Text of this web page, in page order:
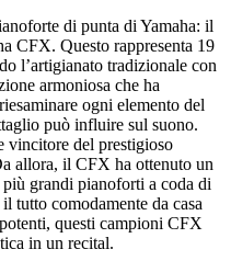
di punta di Yamaha: il
CFX. Questo rappresenta 19
l’artigianato tradizionale con
armoniosa che ha
ogni elemento del
può influire sul suono.
vincitore del prestigioso
allora, il CFX ha ottenuto un
grandi pianoforti a coda di
tutto comodamente da casa
questi campioni CFX
in un recital.